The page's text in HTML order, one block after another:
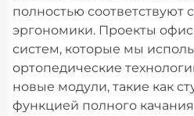
полностью соответствуют
эргономики. Проекты
систем, которые мы
ортопедические
новые модули, такие как
функцией полного